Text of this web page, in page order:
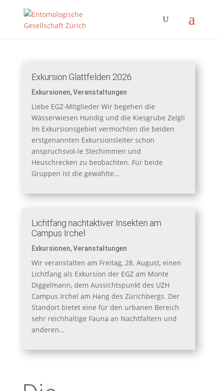
Exkursion Glattfelden 2026
Exkursionen,Veranstaltungen
Liebe EGZ-Mitglieder Wir begehen die
Wässerwiesen Hundig und die Kiesgrube Zelgli
Im Exkursionsgebiet vermochten die beiden
erstgenannten Exkursionsleiter schon
anspruchsvol-le Stechimmen und
Heuschrecken zu beobachten. Für beide
Gruppen ist die gewählte...
Lichtfang nachtaktiver Insekten am
Campus Irchel
Exkursionen,Veranstaltungen
Wir veranstalten am Freitag, 28. August, einen
Lichtfang als Exkursion der EGZ am Monte
Diggelmann, dem Aussichtspunkt des UZH
Campus Irchel am Hang des Zürichbergs. Der
Standort bietet eine für den urbanen Bereich
sehr reichhaltige Fauna an Nachtfaltern und
anderen...